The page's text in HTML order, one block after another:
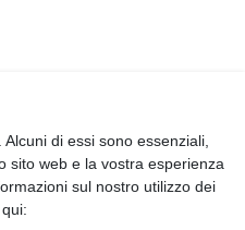
di essi sono essenziali,
sito web e la vostra esperienza
sul nostro utilizzo dei